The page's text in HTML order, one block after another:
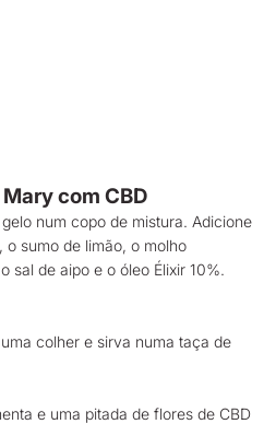
com CBD
num copo de mistura. Adicione
sumo de limão, o molho
sal de aipo e o óleo Élixir 10%.
colher e sirva numa taça de
e uma pitada de flores de CBD